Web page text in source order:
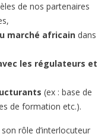
de nos partenaires
marché africain dans
les régulateurs et
(ex : base de
de formation etc.).
rôle d’interlocuteur